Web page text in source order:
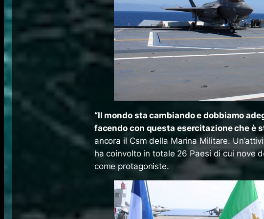
“Il mondo sta cambiando e dobbiamo
facendo con questa esercitazione che è
ancora il Csm della Marina Militare.
ha coinvolto in totale 26 Paesi di cui nove
come protagoniste.